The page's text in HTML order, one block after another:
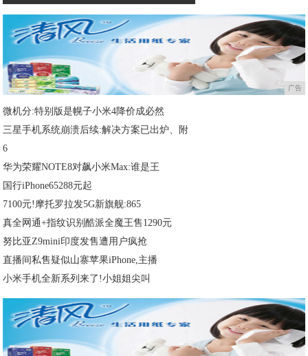
广告
微机分:特别版是幌子小米4降价成必然
三星手机系统崩溃后续:解决方案已出炉、附
6
华为荣耀NOTE8对飙小米Max:谁是王
国行iPhone65288元起
7100元!摩托罗拉发5G新旗舰:865
真全网通+指纹识别酷派全魔王售1290元
努比亚Z9mini印度发售遭用户疯抢
直播间私售疑似山寨苹果iPhone,主播
小米手机全新系列来了!小姐姐尖叫